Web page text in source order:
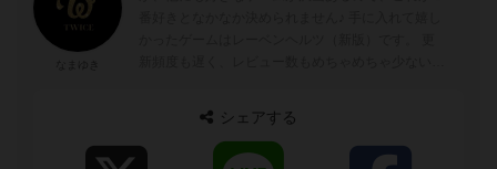
シェアする